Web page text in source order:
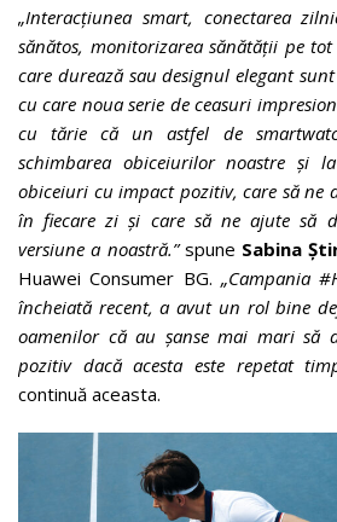
„Interacțiunea smart, conectarea
sănătos, monitorizarea sănătății pe
care durează sau designul elegant
cu care noua serie de ceasuri
cu tărie că un astfel de
schimbarea obiceiurilor noastre și
obiceiuri cu impact pozitiv, care să ne
în fiecare zi și care să ne ajute să
versiune a noastră.”spune Sabina
Huawei Consumer BG. „Campania
încheiată recent, a avut un rol bine
oamenilor că au șanse mai mari să
pozitiv dacă acesta este repetat
continuă aceasta.